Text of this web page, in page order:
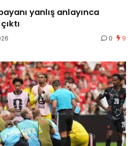
yanlış anlayınca
0 9